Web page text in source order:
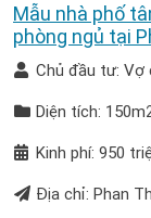
Mẫu nhà phố
phòng ngủ tại
Chủ đầu tư: Vợ
Diện tích:
Kinh phí: 950
Địa chỉ: Phan